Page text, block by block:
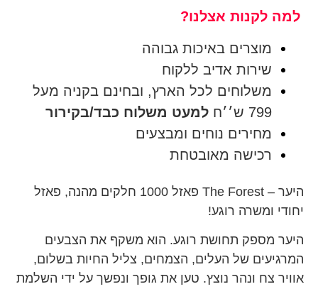
למה לקנות אצלנו?
מוצרים באיכות גבוהה
שירות אדיב ללקוח
משלוחים לכל הארץ, ובחינם בקניה מעל
799 ש׳׳ח
למעט משלוח כבד/בקירור
מחירים נוחים ומבצעים
רכישה מאובטחת
היער – The Forest פאזל 1000 חלקים מהנה, פאזל
יחודי ומשרה רוגע!
היער מספק תחושת רוגע. הוא משקף את הצבעים
המרגיעים של העלים, הצמחים, צליל החיות בשלום,
אוויר צח ונהר נוצץ. טען את גופך ונפשך על ידי השלמת